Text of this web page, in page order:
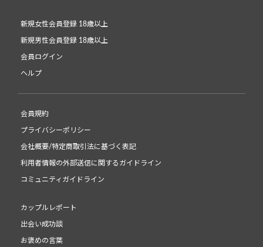
新規女性会員登録 18歳以上
新規男性会員登録 18歳以上
会員ログイン
ヘルプ
会員規約
プライバシーポリシー
会社概要/特定商取引法に基づく表記
利用者情報の外部送信に関するガイドライン
コミュニティガイドライン
カップルレポート
出会い成功談
お褒めの言葉